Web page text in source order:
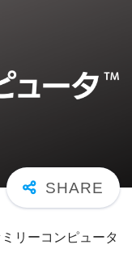
リーコンピュータ